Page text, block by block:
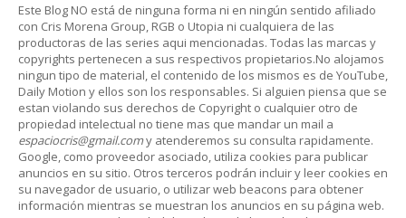
Este Blog NO está de ninguna forma ni en ningún sentido afiliado
con Cris Morena Group, RGB o Utopia ni cualquiera de las
productoras de las series aqui mencionadas. Todas las marcas y
copyrights pertenecen a sus respectivos propietarios.No alojamos
ningun tipo de material, el contenido de los mismos es de YouTube,
Daily Motion y ellos son los responsables. Si alguien piensa que se
estan violando sus derechos de Copyright o cualquier otro de
propiedad intelectual no tiene mas que mandar un mail a
espaciocris@gmail.comy atenderemos su consulta rapidamente.
Google, como proveedor asociado, utiliza cookies para publicar
anuncios en su sitio. Otros terceros podrán incluir y leer cookies en
su navegador de usuario, o utilizar web beacons para obtener
información mientras se muestran los anuncios en su página web.